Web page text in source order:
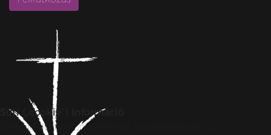
Süti („cookie”) Információ
Weboldalunkon „cookie”-kat (továbbiakban „süti”)